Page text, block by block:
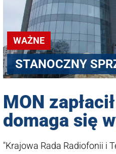
WAŻNE
STANOCZNY
MON
domaga się
"Krajowa Rada Radiofonii i